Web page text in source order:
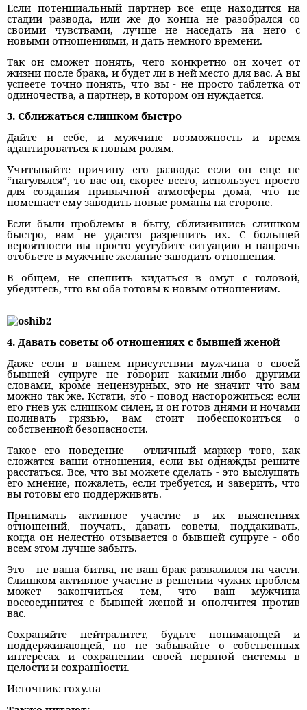
Если потенциальный партнер все еще находится на
стадии развода, или же до конца не разобрался со
своими чувствами, лучше не наседать на него с
новыми отношениями, и дать немного времени.
Так он сможет понять, чего конкретно он хочет от
жизни после брака, и будет ли в ней место для вас. А вы
успеете точно понять, что вы - не просто таблетка от
одиночества, а партнер, в котором он нуждается.
3. Сближаться слишком быстро
Дайте и себе, и мужчине возможность и время
адаптироваться к новым ролям.
Учитывайте причину его развода: если он еще не
“нагулялся“, то вас он, скорее всего, использует просто
для создания привычной атмосферы дома, что не
помешает ему заводить новые романы на стороне.
Если были проблемы в быту, сблизившись слишком
быстро, вам не удастся разрешить их. С большей
вероятности вы просто усугубите ситуацию и напрочь
отобьете в мужчине желание заводить отношения.
В общем, не спешить кидаться в омут с головой,
убедитесь, что вы оба готовы к новым отношениям.
4. Давать советы об отношениях с бывшей женой
Даже если в вашем присутствии мужчина о своей
бывшей супруге не говорит какими-либо другими
словами, кроме нецензурных, это не значит что вам
можно так же. Кстати, это - повод насторожиться: если
его гнев уж слишком силен, и он готов днями и ночами
поливать грязью, вам стоит побеспокоиться о
собственной безопасности.
Такое его поведение - отличный маркер того, как
сложатся ваши отношения, если вы однажды решите
расстаться. Все, что вы можете сделать - это выслушать
его мнение, пожалеть, если требуется, и заверить, что
вы готовы его поддерживать.
Принимать активное участие в их выяснениях
отношений, поучать, давать советы, поддакивать,
когда он нелестно отзывается о бывшей супруге - обо
всем этом лучше забыть.
Это - не ваша битва, не ваш брак развалился на части.
Слишком активное участие в решении чужих проблем
может закончиться тем, что ваш мужчина
воссоединится с бывшей женой и ополчится против
вас.
Сохраняйте нейтралитет, будьте понимающей и
поддерживающей, но не забывайте о собственных
интересах и сохранении своей нервной системы в
целости и сохранности.
Источник: roxy.ua